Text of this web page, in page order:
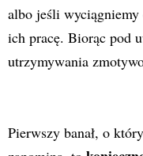
albo jeśli wyciągniemy
ich pracę. Biorąc pod
utrzymywania
Pierwszy banał, o